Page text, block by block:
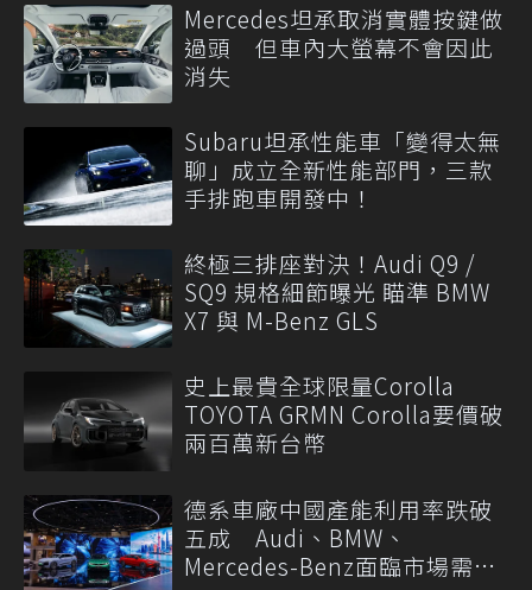
Mercedes坦承取消實體按鍵做
過頭 但車內大螢幕不會因此
消失
Subaru坦承性能車「變得太無
聊」成立全新性能部門，三款
手排跑車開發中！
終極三排座對決！Audi Q9 /
SQ9 規格細節曝光 瞄準 BMW
X7 與 M-Benz GLS
史上最貴全球限量Corolla
TOYOTA GRMN Corolla要價破
兩百萬新台幣
德系車廠中國產能利用率跌破
五成 Audi、BMW、
Mercedes-Benz面臨市場需求